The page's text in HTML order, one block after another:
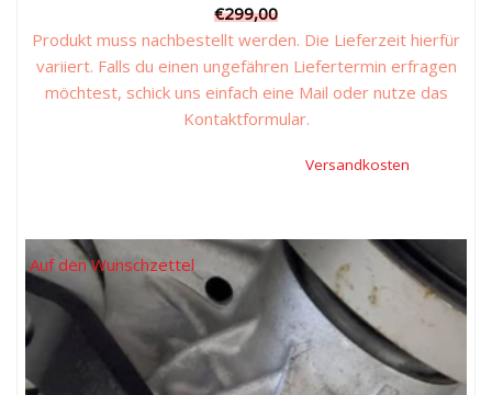
€299,00
Produkt muss nachbestellt werden. Die Lieferzeit hierfür
variiert. Falls du einen ungefähren Liefertermin erfragen
möchtest, schick uns einfach eine Mail oder nutze das
Kontaktformular.
Versandkosten
weist
mehrere
Varianten
auf.
Optionen
Auf den Wunschzettel